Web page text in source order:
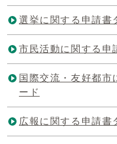
選挙に関する申請書
市民活動に関する申
国際交流・友好都市
ード
広報に関する申請書